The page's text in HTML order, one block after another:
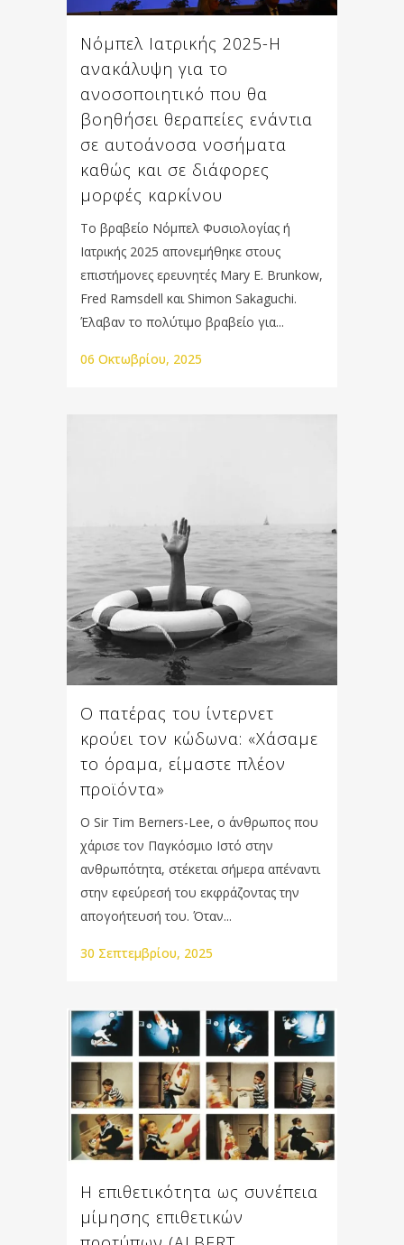
Νόμπελ Ιατρικής 2025-Η
ανακάλυψη για το
ανοσοποιητικό που θα
βοηθήσει θεραπείες ενάντια
σε αυτοάνοσα νοσήματα
καθώς και σε διάφορες
μορφές καρκίνου
Το βραβείο Νόμπελ Φυσιολογίας ή
Ιατρικής 2025 απονεμήθηκε στους
επιστήμονες ερευνητές Mary E. Brunkow,
Fred Ramsdell και Shimon Sakaguchi.
Έλαβαν το πολύτιμο βραβείο για...
06 Οκτωβρίου, 2025
Ο πατέρας του ίντερνετ
κρούει τον κώδωνα: «Χάσαμε
το όραμα, είμαστε πλέον
προϊόντα»
Ο Sir Tim Berners-Lee, ο άνθρωπος που
χάρισε τον Παγκόσμιο Ιστό στην
ανθρωπότητα, στέκεται σήμερα απέναντι
στην εφεύρεσή του εκφράζοντας την
απογοήτευσή του. Όταν...
30 Σεπτεμβρίου, 2025
Η επιθετικότητα ως συνέπεια
μίμησης επιθετικών